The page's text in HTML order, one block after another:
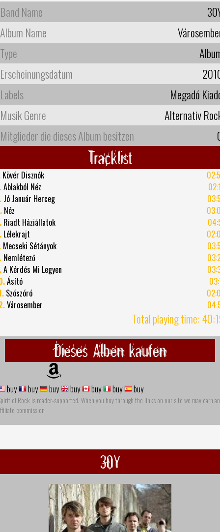
Band Name
Album Name
Type
Erscheinungsdatum
Labels
Megadó
Musik Genre
Alternativ
Mitglieder die dieses Album besitzen
Tracklist
Kövér Disznók
Ablakból Néz
Jó Január Herceg
Néz
Riadt Háziállatok
Lélekrajt
Mecseki Sétányok
Nemlétező
A Kérdés Mi Legyen
Ásító
Szószóró
Városember
Total playing time:
Dieses Alben kaufen
buy buy buy buy buy buy buy
of Rock is reader-supported. When you buy through the links on our site we may earn an
commission
30Y